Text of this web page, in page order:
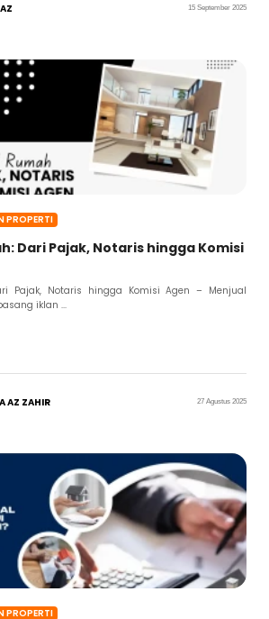
15 September 2025
PROPERTI
Dari Pajak, Notaris hingga Komisi
Pajak, Notaris hingga Komisi Agen – Menjual
iklan ...
AZ ZAHIR 27 Agustus 2025
PROPERTI